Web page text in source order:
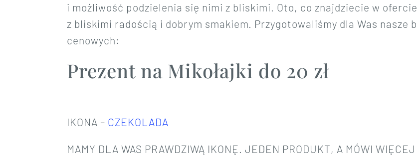
i możliwość podzielenia się nimi z bliskimi. Oto, co znajdziecie w
z bliskimi radością i dobrym smakiem. Przygotowaliśmy dla Was nasze
cenowych:
Prezent na Mikołajki do 20 zł
IKONA – CZEKOLADA
MAMY DLA WAS PRAWDZIWĄ IKONĘ.JEDEN PRODUKT, A MÓWI WIĘCEJ